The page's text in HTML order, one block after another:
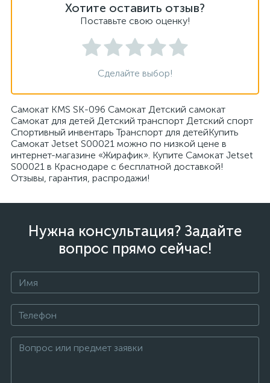
Хотите оставить отзыв?
Поставьте свою оценку!
Сделайте выбор!
Самокат KMS SK-096 Самокат Детский самокат
Самокат для детей Детский транспорт Детский спорт
Спортивный инвентарь Транспорт для детейКупить
Самокат Jetset S00021 можно по низкой цене в
интернет-магазине «Жирафик». Купите Самокат Jetset
S00021 в Краснодаре с бесплатной доставкой!
Отзывы, гарантия, распродажи!
Нужна консультация? Задайте
вопрос прямо сейчас!